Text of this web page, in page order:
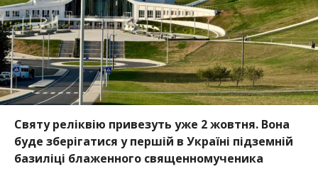
Святу реліквію привезуть уже 2 жовтня. Вона
буде зберігатися у першій в Україні підземній
базиліці блаженного священномученика